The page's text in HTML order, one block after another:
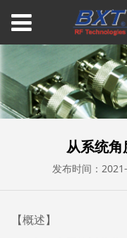
从系统
发布时间：
【概述】